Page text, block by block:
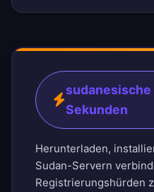
sudanesische
Sekunden
Herunterladen,
Sudan-Servern
Registrierungshürden